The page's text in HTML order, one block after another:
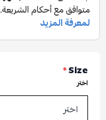
Size
*
اختر